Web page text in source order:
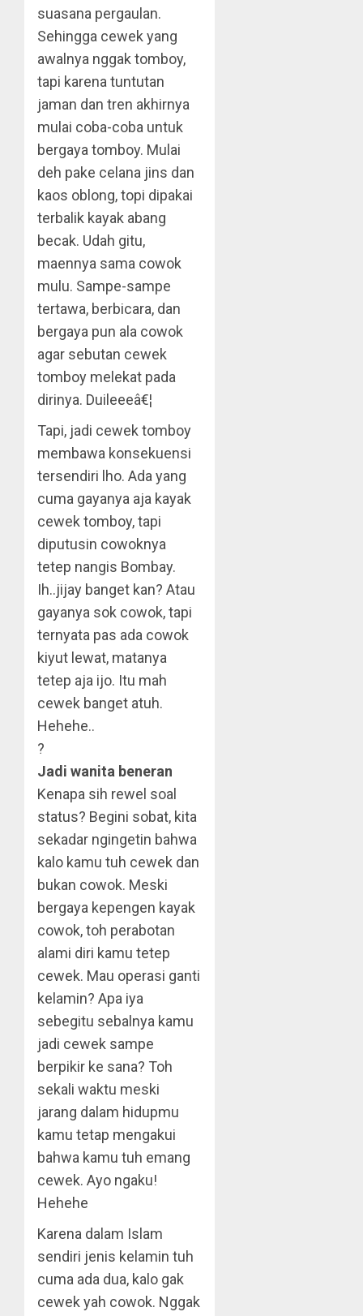
suasana pergaulan.
Sehingga cewek yang
awalnya nggak tomboy,
tapi karena tuntutan
jaman dan tren akhirnya
mulai coba-coba untuk
bergaya tomboy. Mulai
deh pake celana jins dan
kaos oblong, topi dipakai
terbalik kayak abang
becak. Udah gitu,
maennya sama cowok
mulu. Sampe-sampe
tertawa, berbicara, dan
bergaya pun ala cowok
agar sebutan cewek
tomboy melekat pada
dirinya. Duileeeâ€¦
Tapi, jadi cewek tomboy
membawa konsekuensi
tersendiri lho. Ada yang
cuma gayanya aja kayak
cewek tomboy, tapi
diputusin cowoknya
tetep nangis Bombay.
Ih..jijay banget kan? Atau
gayanya sok cowok, tapi
ternyata pas ada cowok
kiyut lewat, matanya
tetep aja ijo. Itu mah
cewek banget atuh.
Hehehe..
?
Jadi wanita beneran
Kenapa sih rewel soal
status? Begini sobat, kita
sekadar ngingetin bahwa
kalo kamu tuh cewek dan
bukan cowok. Meski
bergaya kepengen kayak
cowok, toh perabotan
alami diri kamu tetep
cewek. Mau operasi ganti
kelamin? Apa iya
sebegitu sebalnya kamu
jadi cewek sampe
berpikir ke sana? Toh
sekali waktu meski
jarang dalam hidupmu
kamu tetap mengakui
bahwa kamu tuh emang
cewek. Ayo ngaku!
Hehehe
Karena dalam Islam
sendiri jenis kelamin tuh
cuma ada dua, kalo gak
cewek yah cowok. Nggak